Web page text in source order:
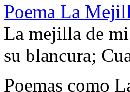
Poema La
La mejilla de mi
su blancura;
Poemas como